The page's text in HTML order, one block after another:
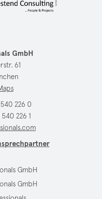
GmbH
61
226 0
226 1
GmbH
GmbH